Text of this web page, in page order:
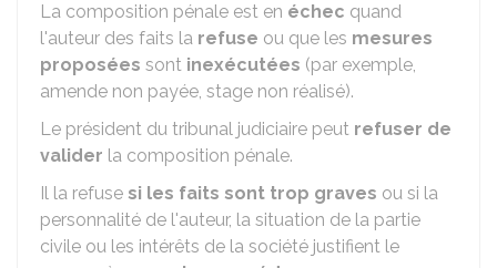
La composition pénale est en échec quand
l'auteur des faits la refuse ou que les mesures
proposées sont inexécutées (par exemple,
amende non payée, stage non réalisé).
Le président du tribunal judiciaire peut refuser de
valider la composition pénale.
Il la refuse si les faits sont trop graves ou si la
personnalité de l'auteur, la situation de la partie
civile ou les intérêts de la société justifient le